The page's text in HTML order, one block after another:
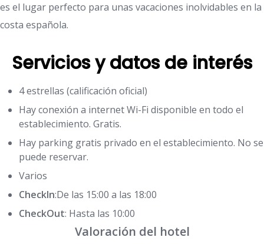
es el lugar perfecto para unas vacaciones inolvidables en la
costa española.
Servicios y datos de interés
4 estrellas (calificación oficial)
Hay conexión a internet Wi-Fi disponible en todo el
establecimiento. Gratis.
Hay parking gratis privado en el establecimiento. No se
puede reservar.
Varios
CheckIn:De las 15:00 a las 18:00
CheckOut: Hasta las 10:00
Valoración del hotel